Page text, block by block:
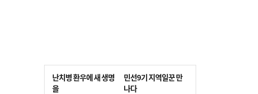
난치병 환우에 새 생명
을
민선9기 지역일꾼 만
나다